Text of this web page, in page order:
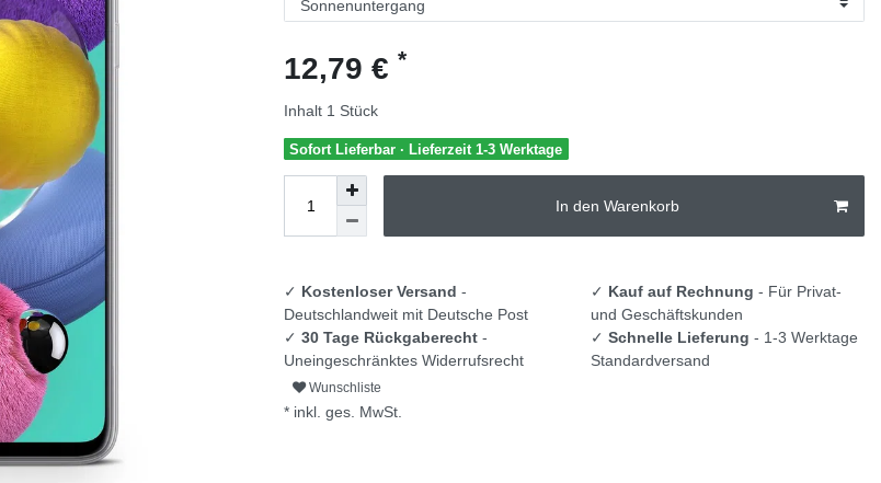
12,79 € *
Inhalt 1 Stück
Sofort Lieferbar · Lieferzeit 1-3 Werktage
In den Warenkorb
✓ Kostenloser Versand -
Deutschlandweit mit Deutsche Post
✓ 30 Tage Rückgaberecht -
Uneingeschränktes Widerrufsrecht
✓ Kauf auf Rechnung - Für Privat-
und Geschäftskunden
✓ Schnelle Lieferung - 1-3 Werktage
Standardversand
Wunschliste
* inkl. ges. MwSt.